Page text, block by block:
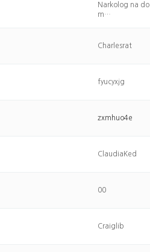
Narkolog na do
m…
Charlesrat
fyucyxjg
zxmhuo4e
ClaudiaKed
00
Craiglib